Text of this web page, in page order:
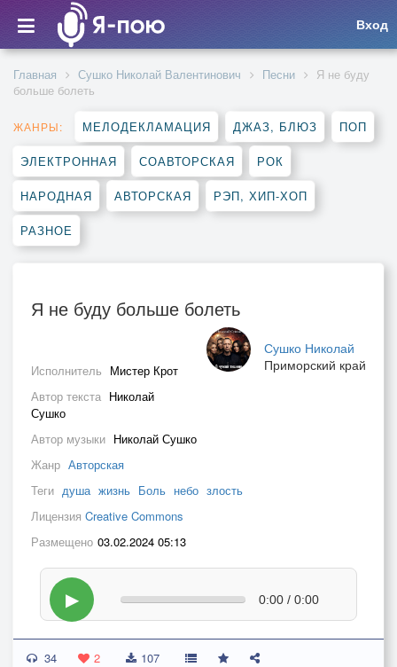
Вход
Главная Сушко Николай Валентинович Песни
Я не буду
больше болеть
ЖАНРЫ: МЕЛОДЕКЛАМАЦИЯ ДЖАЗ, БЛЮЗ ПОП
ЭЛЕКТРОННАЯ СОАВТОРСКАЯ РОК
НАРОДНАЯ АВТОРСКАЯ РЭП, ХИП-ХОП
РАЗНОЕ
Я не буду больше болеть
Сушко Николай
Приморский край
Исполнитель Мистер Крот
Автор текста Николай
Сушко
Автор музыки Николай Сушко
Жанр Авторская
Теги душа жизнь Боль небо злость
Лицензия Creative Commons
Размещено 03.02.2024 05:13
▶ 0:00 / 0:00
34 2 107